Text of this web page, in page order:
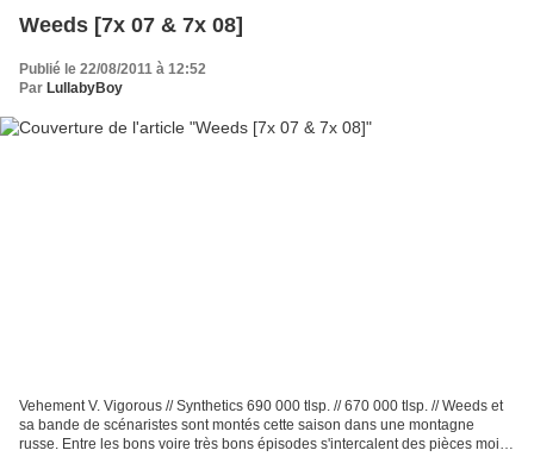
Weeds [7x 07 & 7x 08]
Publié le 22/08/2011 à 12:52
Par LullabyBoy
Vehement V. Vigorous // Synthetics 690 000 tlsp. // 670 000 tlsp. // Weeds et
sa bande de scénaristes sont montés cette saison dans une montagne
russe. Entre les bons voire très bons épisodes s'intercalent des pièces moins